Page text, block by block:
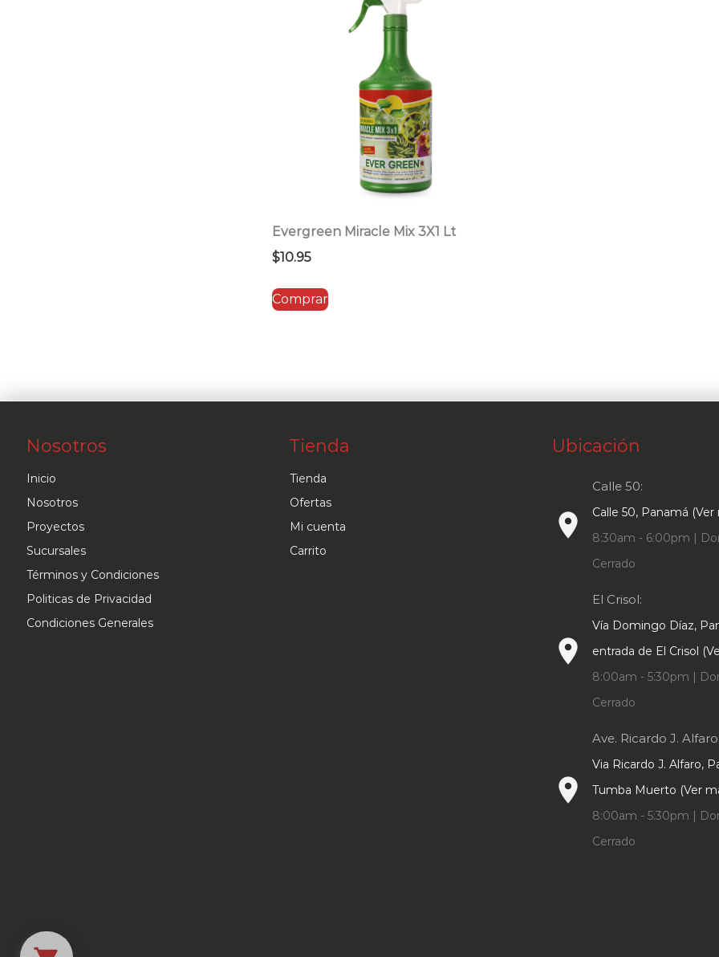
Evergreen Miracle Mix 3X1 Lt
$10.95
Comprar
Nosotros
Inicio
Nosotros
Proyectos
Sucursales
Términos y Condiciones
Politicas de Privacidad
Condiciones Generales
Tienda
Tienda
Ofertas
Mi cuenta
Carrito
Ubicación
place
Calle 50:
Calle 50, Panamá (Ver
8:30am - 6:00pm |
Cerrado
place
El Crisol:
Vía Domingo Díaz,
entrada de El Crisol
8:00am - 5:30pm |
Cerrado
place
Ave. Ricardo J. Alfaro:
Via Ricardo J. Alfaro,
Tumba Muerto (Ver
8:00am - 5:30pm |
Cerrado